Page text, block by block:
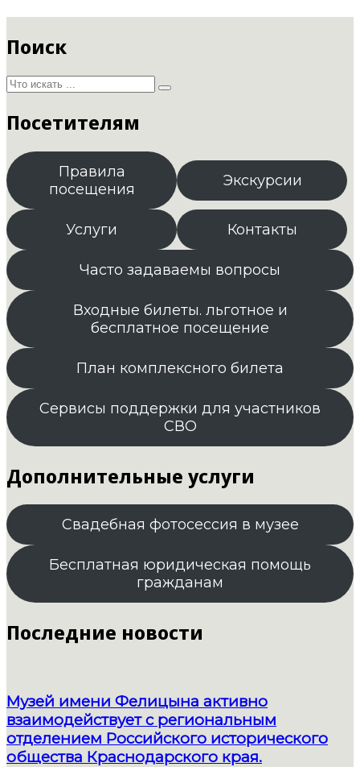
Поиск
Посетителям
Правила
посещения
Экскурсии
Услуги Контакты
Часто задаваемы вопросы
Входные билеты. льготное и
бесплатное посещение
План комплексного билета
Сервисы поддержки для участников
СВО
Дополнительные услуги
Свадебная фотосессия в музее
Бесплатная юридическая помощь
гражданам
Последние новости
Музей имени Фелицына активно
взаимодействует с региональным
отделением Российского исторического
общества Краснодарского края.